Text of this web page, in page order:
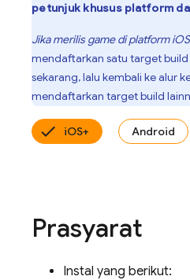
petunjuk khusus platform
Jika merilis game di platform
mendaftarkan satu target
sekarang, lalu kembali ke alur
mendaftarkan target build
iOS+ Android
Prasyarat
Instal yang berikut: